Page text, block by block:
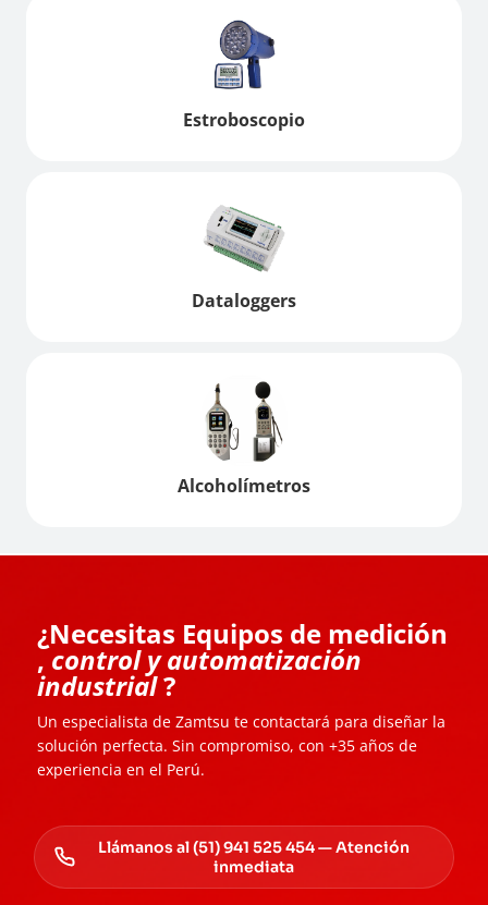
Estroboscopio
Dataloggers
Alcoholímetros
¿Necesitas Equipos de medición
,control y automatización
industrial?
Un especialista de Zamtsu te contactará para diseñar la
solución perfecta. Sin compromiso, con +35 años de
experiencia en el Perú.
Llámanos al (51) 941 525 454 — Atención
inmediata